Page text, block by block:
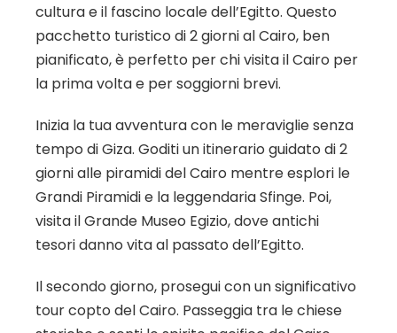
cultura e il fascino locale dell’Egitto. Questo
pacchetto turistico di 2 giorni al Cairo, ben
pianificato, è perfetto per chi visita il Cairo per
la prima volta e per soggiorni brevi.
Inizia la tua avventura con le meraviglie senza
tempo di Giza. Goditi un itinerario guidato di 2
giorni alle piramidi del Cairo mentre esplori le
Grandi Piramidi e la leggendaria Sfinge. Poi,
visita il Grande Museo Egizio, dove antichi
tesori danno vita al passato dell’Egitto.
Il secondo giorno, prosegui con un significativo
tour copto del Cairo. Passeggia tra le chiese